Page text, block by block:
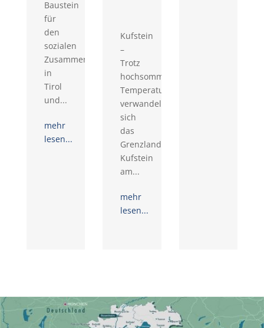
Baustein
für
den
sozialen
Zusammenhalt
in
Tirol
und...
mehr
lesen...
Kufstein
–
Trotz
hochsommerlicher
Temperaturen
verwandelte
sich
das
Grenzlandstadion
Kufstein
am...
mehr
lesen...